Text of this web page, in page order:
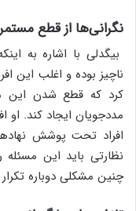
نگرانی‌ها از قطع
بیگدلی با اشاره به
ناچیز بوده و اغلب این
کرد که قطع شدن این
مددجویان ایجاد کند. او
افراد تحت پوشش
نظارتی باید این
چنین مشکلی دوباره